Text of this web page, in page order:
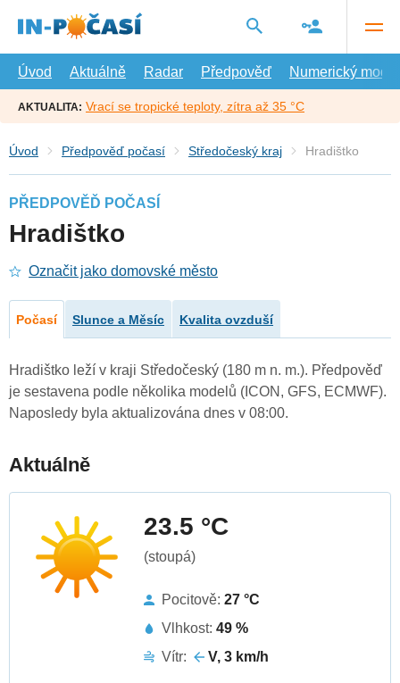
hlavní
Úvod
Aktuálně Radar Předpověď Numerický model
AKTUALITA: Vrací se tropické teploty, zítra až 35 °C
Úvod Předpověď počasí Středočeský kraj Hradištko
PŘEDPOVĚĎ POČASÍ
Hradištko
Označit jako domovské město
Počasí Slunce a Měsíc Kvalita ovzduší
Hradištko leží v kraji Středočeský (180 m n. m.). Předpověď
je sestavena podle několika modelů (ICON, GFS, ECMWF).
Naposledy byla aktualizována dnes v 08:00.
Aktuálně
23.5 °C
(stoupá)
Pocitově: 27 °C
Vlhkost: 49 %
Vítr:
V, 3 km/h